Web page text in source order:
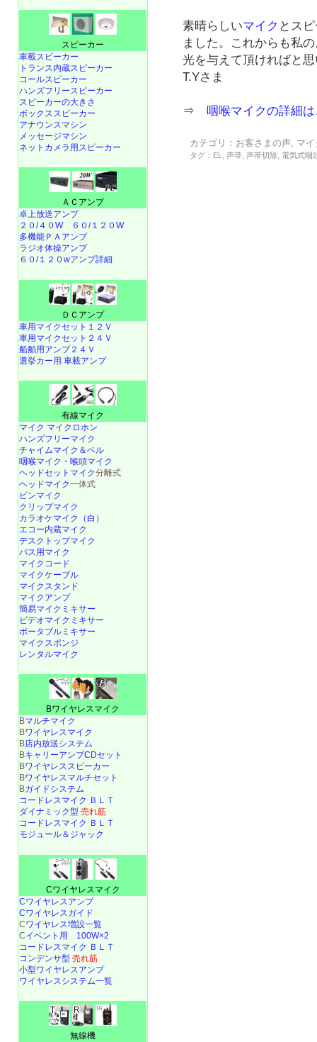
素晴らしいマイク とス
ました。これからも私
光を与えて頂ければと
T.Yさま
⇒ 咽喉マイクの詳細
カテゴリ： お客さまの声, マ
タグ： EL,声帯,声帯切除, 電気式咽
スピーカー
車載スピーカー
トランス内蔵スピーカー
コールスピーカー
ハンズフリースピーカー
スピーカーの大きさ
ボックススピーカー
アナウンスマシン
メッセージマシン
ネットカメラ用スピーカー
ＡＣアンプ
卓上放送アンプ
２０/４０W
６０/１２０W
多機能ＰＡアンプ
ラジオ体操アンプ
６０/１２０wアンプ詳細
ＤＣアンプ
車用マイクセット１２Ｖ
車用マイクセット２４Ｖ
船舶用アンプ２４Ｖ
選挙カー用 車載アンプ
有線マイク
マイク マイクロホン
ハンズフリーマイク
チャイムマイク＆ベル
咽喉マイク・喉頭マイク
ヘッドセットマイク分離式
ヘッドマイク一体式
ピンマイク
クリップマイク
カラオケマイク（白）
エコー内蔵マイク
デスクトップマイク
バス用マイク
マイクコード
マイクケーブル
マイクスタンド
マイクアンプ
簡易マイクミキサー
ビデオマイクミキサー
ポータブルミキサー
マイクスポンジ
レンタルマイク
Bワイヤレスマイク
Bマルチマイク
Bワイヤレスマイク
B店内放送システム
BキャリーアンプCDセット
Bワイヤレススピーカー
Bワイヤレスマルチセット
Bガイドシステム
コードレスマイク ＢＬＴ
ダイナミック型 売れ筋
コードレスマイク ＢＬＴ
モジュール＆ジャック
Cワイヤレスマイク
Cワイヤレスアンプ
Cワイヤレスガイド
Cワイヤレス増設一覧
Cイベント用 100W×2
コードレスマイク ＢＬＴ
コンデンサ型 売れ筋
小型ワイヤレスアンプ
ワイヤレスシステム一覧
無線機